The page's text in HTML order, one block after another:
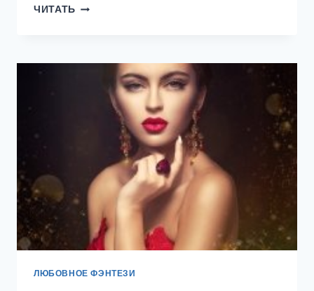
ЧИТАТЬ ЛЕКАРЬ
ЛЮБОВНОЕ ФЭНТЕЗИ